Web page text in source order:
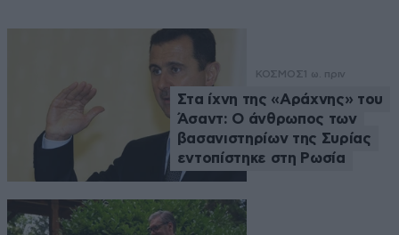
ΚΟΣΜΟΣ 1 ω. πριν
Στα ίχνη της «Αράχνης» του
Άσαντ: Ο άνθρωπος των
βασανιστηρίων της Συρίας
εντοπίστηκε στη Ρωσία